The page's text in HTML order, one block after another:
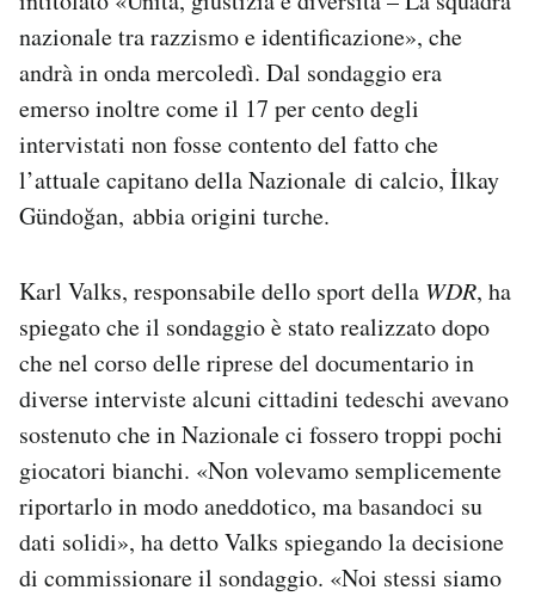
nazionale tra razzismo e identificazione», che
andrà in onda mercoledì. Dal sondaggio era
emerso inoltre come il 17 per cento degli
intervistati non fosse contento del fatto che
l’attuale capitano della Nazionale di calcio, İlkay
Gündoğan, abbia origini turche.
Karl Valks, responsabile dello sport della WDR, ha
spiegato che il sondaggio è stato realizzato dopo
che nel corso delle riprese del documentario in
diverse interviste alcuni cittadini tedeschi avevano
sostenuto che in Nazionale ci fossero troppi pochi
giocatori bianchi. «Non volevamo semplicemente
riportarlo in modo aneddotico, ma basandoci su
dati solidi», ha detto Valks spiegando la decisione
di commissionare il sondaggio. «Noi stessi siamo